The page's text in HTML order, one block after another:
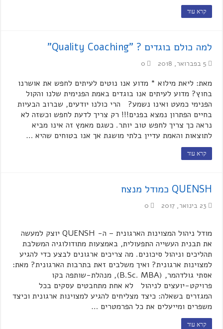
קרא עוד
למה כולם בוגדים ? "Quality Coaching"
5 בפברואר, 2018 0
מאת: ליאת מילוא * מדוע אנו נוטים לעיתים לחפש את אושרנו
בחוץ? מדוע לעיתים אנו בוגדים באמת הפנימית שלנו והקול
הפנימי כמעט ואינו נשמע? הרי כולנו יודעים, שברוב הבעיות
בחיים הפתרון נמצא בפנים!!! רק צריך לדעת לחפש וכשזה לא
נראה כך צריך לחפש טוב יותר. כשגם מאמץ זה אינו מביא
לתוצאות והאמת עדיין בלתי מושגת אך אנו בטוחים שהיא …
קרא עוד
QUENSH כמודל מנצח
23 בינואר, 2017 0
מודל ניהול המצוינות הארגונית – ה- QUENSH יוצק למעשה
את תבנית העשייה התפעולית, באמצעות מתודולוגיה המשלבת
תהליכים וניהול סיכונים. מה צריכים ארגונים לבצע כדי להגיע
למצוינות ארגונית? ואיך משלבים זאת בתרבות הארגונית? מאת:
אסתי גולדהמר, (B.Sc. MBA), מנהלת-שותפה בקו
פרויקט-יועצים לניהול לא אחת מתחבטים עסקים בכל
המגזרים בשאלה: כיצד מצליחים להגיע למצוינות ארגונית וכיצד
משפרים ומייעלים את כל הפרמטרים …
קרא עוד